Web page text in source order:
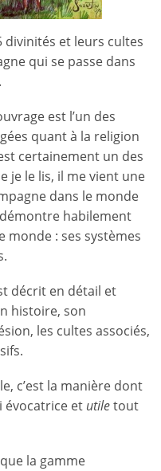
divinités et leurs cultes
qui se passe dans
est l’un des
quant à la religion
certainement un des
je le lis, il me vient une
dans le monde
démontre habilement
monde : ses systèmes
décrit en détail et
histoire, son
les cultes associés,
c’est la manière dont
évocatrice et utiletout
la gamme